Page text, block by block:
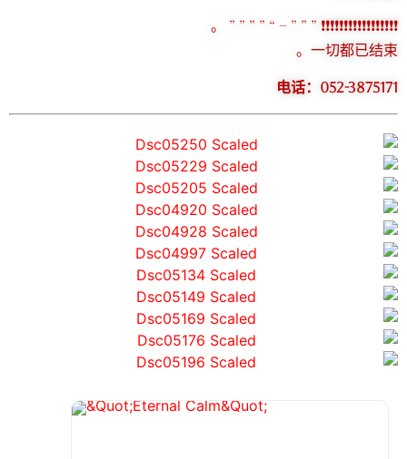
❗️❗️❗️❗️❗️❗️❗️❗️❗️❗️❗️❗️❗️❗️❗️❗️❗️ ” ” ” – “ ” ” ” ” 。
一切都已结束。
电话：052-3875171